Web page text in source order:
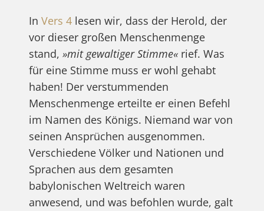
In Vers 4lesen wir, dass der Herold, der
vor dieser großen Menschenmenge
stand, »mit gewaltiger Stimme«rief. Was
für eine Stimme muss er wohl gehabt
haben! Der verstummenden
Menschenmenge erteilte er einen Befehl
im Namen des Königs. Niemand war von
seinen Ansprüchen ausgenommen.
Verschiedene Völker und Nationen und
Sprachen aus dem gesamten
babylonischen Weltreich waren
anwesend, und was befohlen wurde, galt